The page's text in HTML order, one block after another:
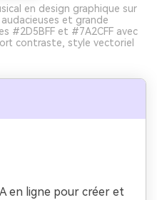
en design graphique sur
et grande
#2D5BFF et #7A2CFF avec
contraste, style vectoriel
en ligne pour créer et